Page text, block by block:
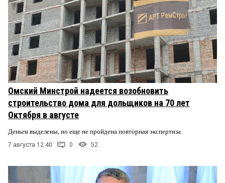
Омский Минстрой надеется возобновить
строительство дома для дольщиков на 70 лет
Октября в августе
Деньги выделены, но еще не пройдена повторная экспертиза.
7 августа 12:40 0 52